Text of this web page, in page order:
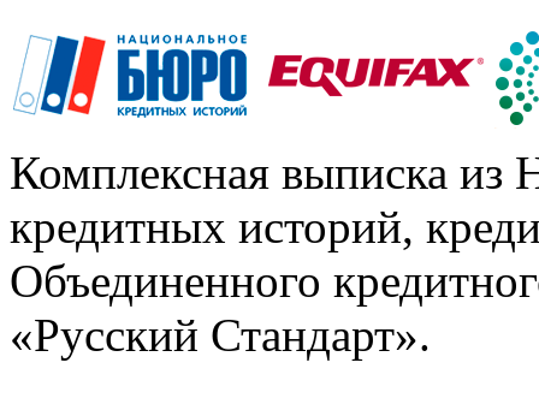
Комплексная выписка из
кредитных историй,
Объединенного
«Русский Стандарт».